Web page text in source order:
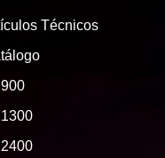
Técnicos